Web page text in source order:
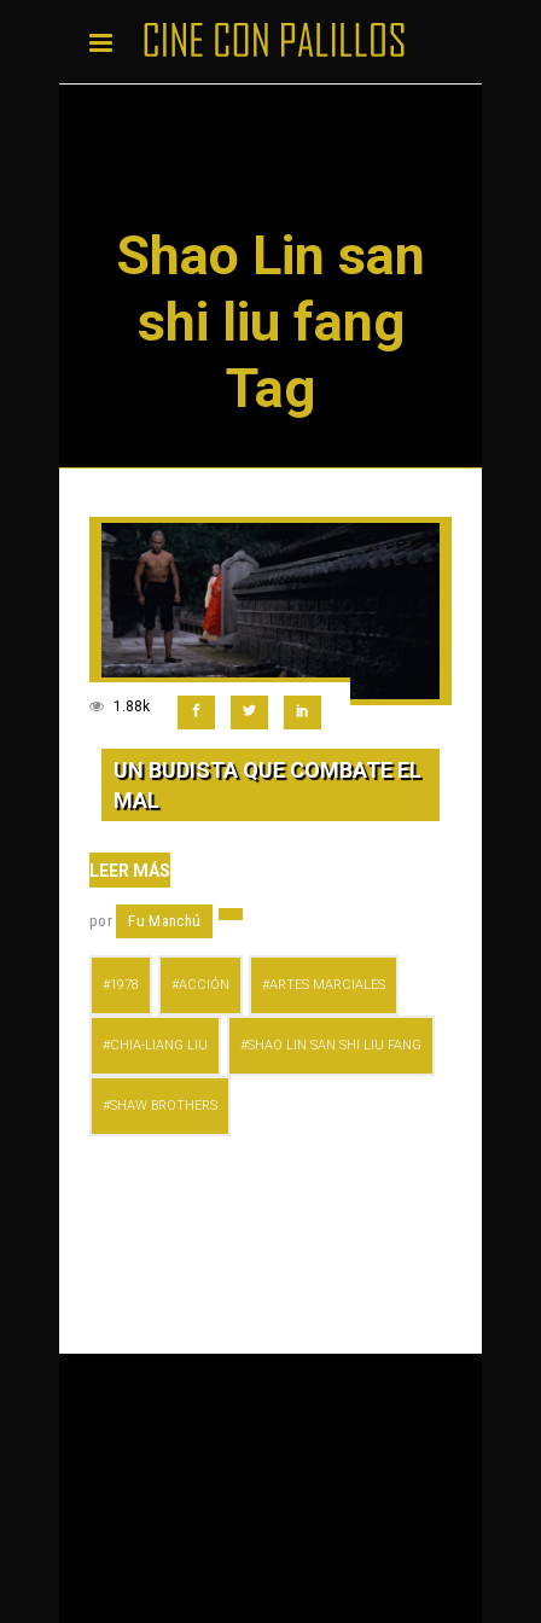
Shao Lin san
shi liu fang
Tag
1.88k
UN BUDISTA QUE COMBATE EL
MAL
LEER MÁS
por Fu Manchú
1978 ACCIÓN ARTES MARCIALES
CHIA-LIANG LIU SHAO LIN SAN SHI LIU FANG
SHAW BROTHERS